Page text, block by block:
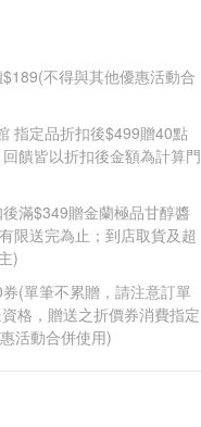
不得與其他優惠活動合
指定品折扣後$499贈40點
饋皆以折扣後金額為計算門
滿$349贈金蘭極品甘醇醬
限送完為止；到店取貨及超
)​
(單筆不累贈，請注意訂單
格，贈送之折價券消費指定
活動合併使用)